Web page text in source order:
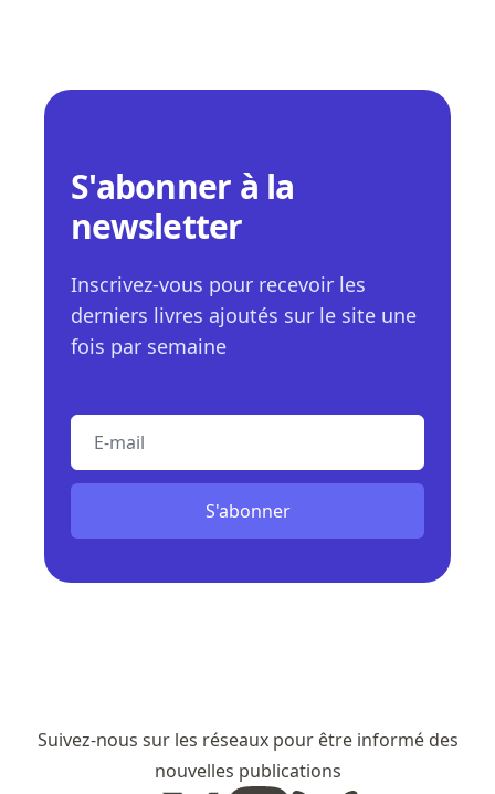
S'abonner à la
newsletter
Inscrivez-vous pour recevoir les
derniers livres ajoutés sur le site une
fois par semaine
S'abonner
Suivez-nous sur les réseaux pour être informé des
nouvelles publications